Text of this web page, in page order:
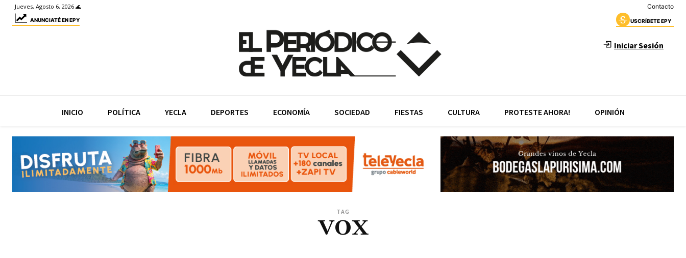
Jueves, Agosto 6, 2026 🌊 Contacto
ANUNCIATÉ EN EPY USCRÍBETE EPY
Iniciar Sesión
INICIO POLÍTICA YECLA DEPORTES ECONOMÍA SOCIEDAD FIESTAS CULTURA PROTESTE AHORA! OPINIÓN
TAG
VOX